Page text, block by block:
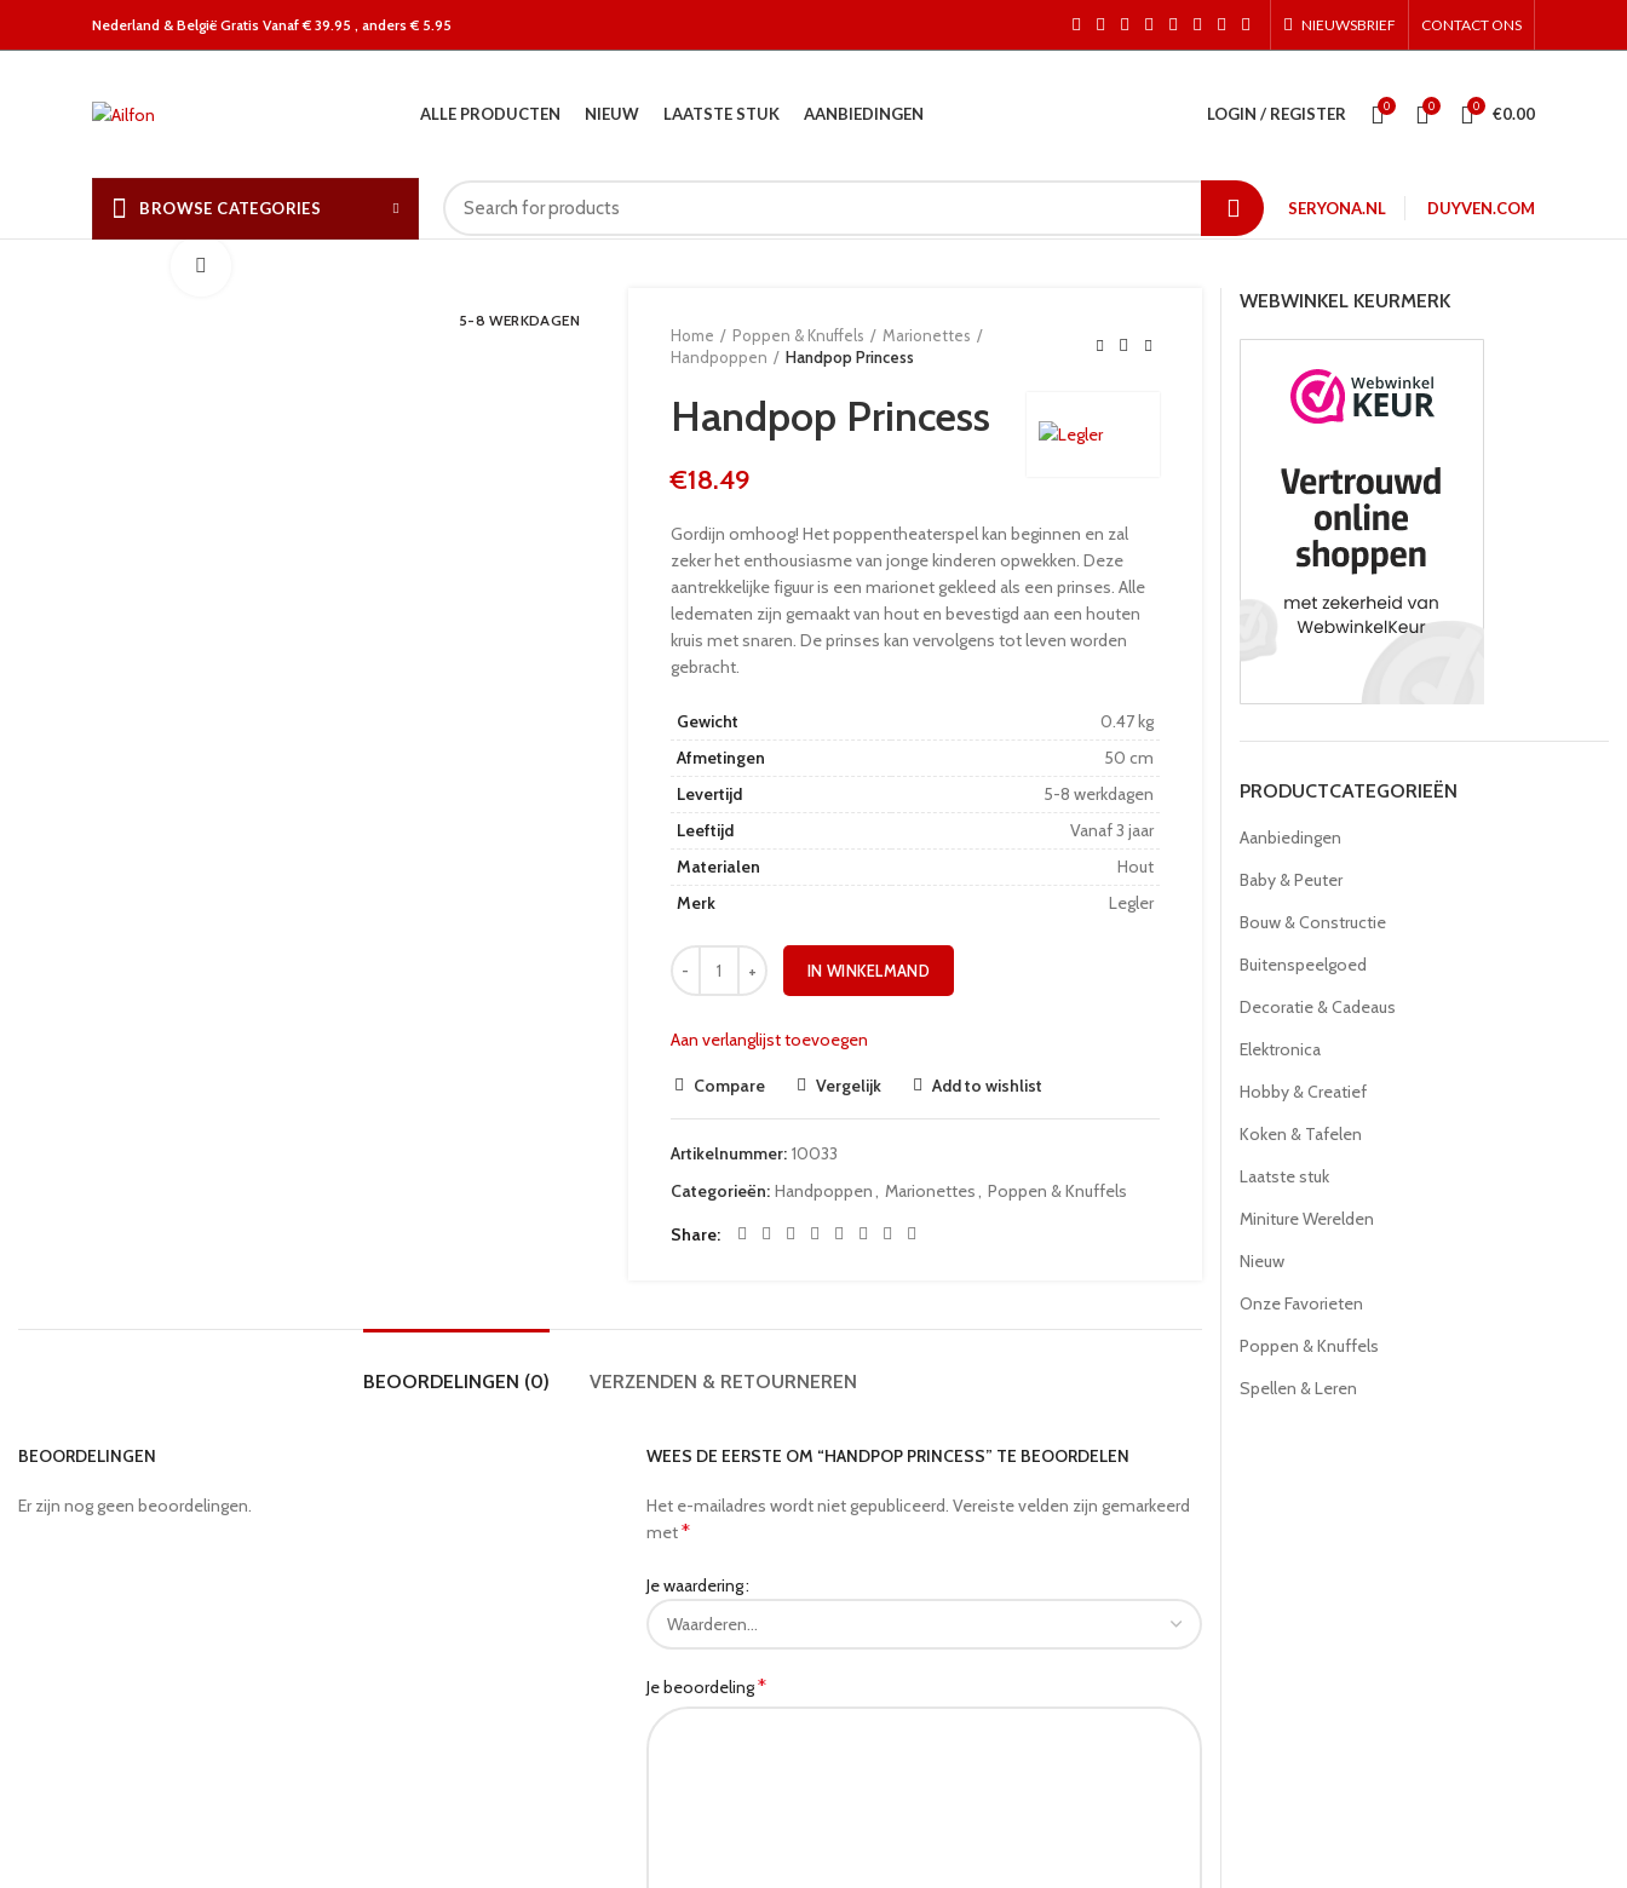
Nederland & België Gratis Vanaf € 39.95 , anders € 5.95 NIEUWSBRIEF CONTACT ONS
ALLE PRODUCTEN NIEUW LAATSTE STUK AANBIEDINGEN LOGIN / REGISTER 0 0 0 €0.00
BROWSE CATEGORIES SERYONA.NL DUYVEN.COM
5-8 WERKDAGEN
Home Poppen & Knuffels
Marionettes
Handpoppen
Handpop Princess
Handpop Princess
€18.49
Gordijn omhoog! Het poppentheaterspel kan beginnen en zal
zeker het enthousiasme van jonge kinderen opwekken. Deze
aantrekkelijke figuur is een marionet gekleed als een prinses. Alle
ledematen zijn gemaakt van hout en bevestigd aan een houten
kruis met snaren. De prinses kan vervolgens tot leven worden
gebracht.
Gewicht
0.47 kg
Afmetingen
50 cm
Levertijd
5-8 werkdagen
Leeftijd
Vanaf 3 jaar
Materialen
Hout
Merk
Legler
IN WINKELMAND
Aan verlanglijst toevoegen
Compare Vergelijk Add to wishlist
Artikelnummer: 10033
Categorieën: Handpoppen, Marionettes, Poppen & Knuffels
Share
BEOORDELINGEN (0) VERZENDEN & RETOURNEREN
BEOORDELINGEN
Er zijn nog geen beoordelingen.
WEES DE EERSTE OM “HANDPOP PRINCESS” TE BEOORDELEN
Het e-mailadres wordt niet gepubliceerd. Vereiste velden zijn gemarkeerd
met*
Je waardering
Je beoordeling*
WEBWINKEL KEURMERK
PRODUCTCATEGORIEËN
Aanbiedingen
Baby & Peuter
Bouw & Constructie
Buitenspeelgoed
Decoratie & Cadeaus
Elektronica
Hobby & Creatief
Koken & Tafelen
Laatste stuk
Miniture Werelden
Nieuw
Onze Favorieten
Poppen & Knuffels
Spellen & Leren